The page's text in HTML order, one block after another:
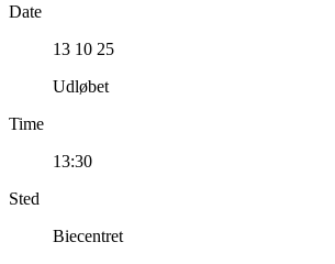
Date
13 10 25
Udløbet
Time
13:30
Sted
Biecentret